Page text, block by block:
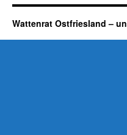
Wattenrat Ostfriesland –